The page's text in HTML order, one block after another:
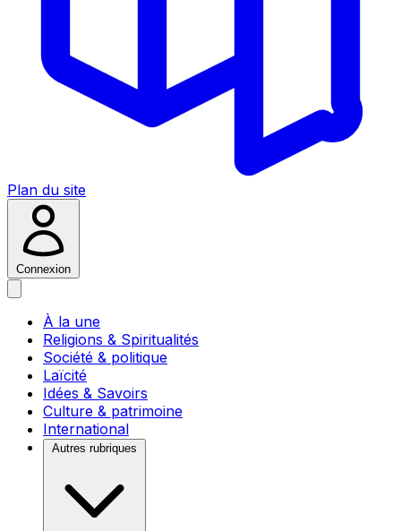
Plan du site
Connexion
À la une
Religions & Spiritualités
Société & politique
Laïcité
Idées & Savoirs
Culture & patrimoine
International
Autres rubriques